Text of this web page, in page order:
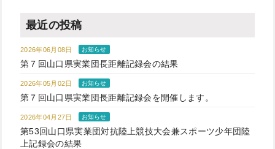
最近の投稿
2026年06月08日 お知らせ
第７回山口県実業団長距離記録会の結果
2026年05月02日 お知らせ
第７回山口県実業団長距離記録会を開催します。
2026年04月27日 お知らせ
第53回山口県実業団対抗陸上競技大会兼スポーツ少年団陸
上記録会の結果